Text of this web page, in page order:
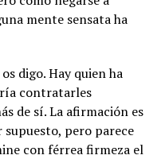
mente sensata ha
digo. Hay quien ha
contratarles
de sí. La afirmación es
pero parece
con férrea firmeza el